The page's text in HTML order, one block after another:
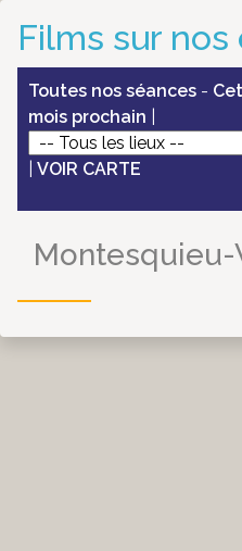
Films sur nos
Toutes nos séances -
mois prochain
VOIR CARTE
Montesquieu-